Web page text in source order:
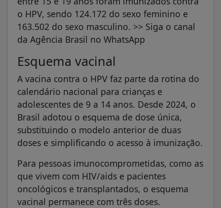
o HPV, sendo 124.172 do sexo feminino e
163.502 do sexo masculino. >> Siga o canal
da Agência Brasil no WhatsApp
Esquema vacinal
A vacina contra o HPV faz parte da rotina do
calendário nacional para crianças e
adolescentes de 9 a 14 anos. Desde 2024, o
Brasil adotou o esquema de dose única,
substituindo o modelo anterior de duas
doses e simplificando o acesso à imunização.
Para pessoas imunocomprometidas, como as
que vivem com HIV/aids e pacientes
oncológicos e transplantados, o esquema
vacinal permanece com três doses.